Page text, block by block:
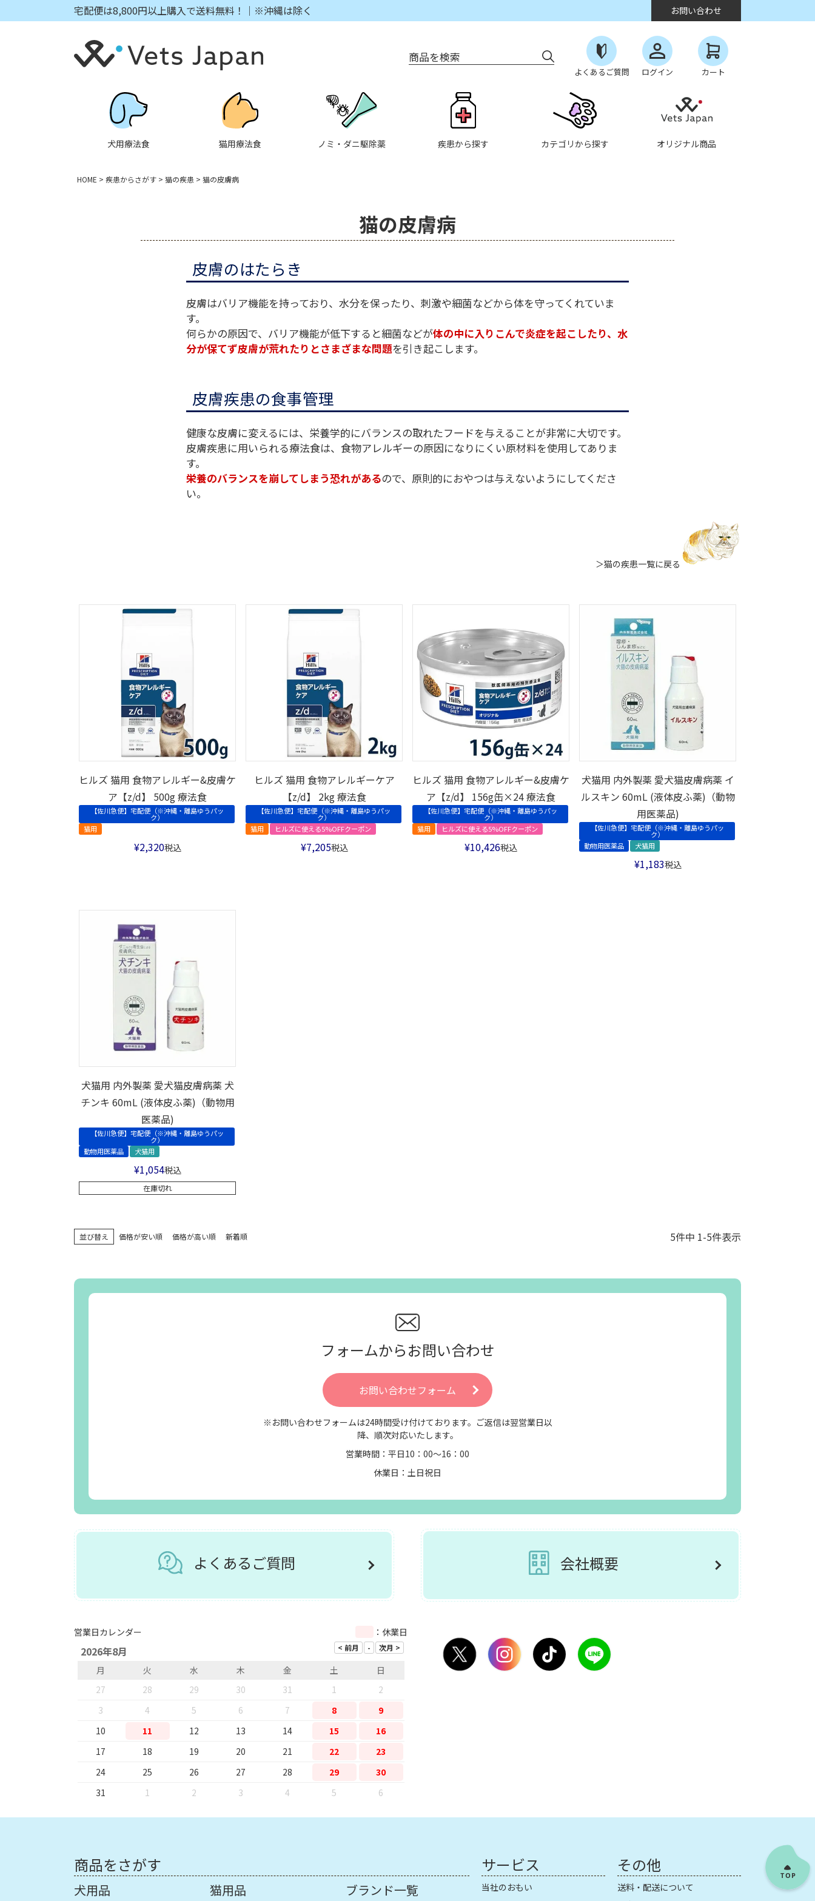
宅配便は8,800円以上購入で送料無料！｜※沖縄は除く お問い合わせ
商品を検索
よくあるご質問 ログイン カート
犬用療法食 猫用療法食 ノミ・ダニ駆除薬 疾患から探す カテゴリから探す オリジナル商品
HOME 疾患からさがす 猫の疾患 猫の皮膚病
猫の皮膚病
皮膚のはたらき
皮膚はバリア機能を持っており、水分を保ったり、刺激や細菌などから体を守ってくれていま
す。
何らかの原因で、バリア機能が低下すると細菌などが体の中に入りこんで炎症を起こしたり、水
分が保てず皮膚が荒れたりとさまざまな問題を引き起こします。
皮膚疾患の食事管理
健康な皮膚に変えるには、栄養学的にバランスの取れたフードを与えることが非常に大切です。
皮膚疾患に用いられる療法食は、食物アレルギーの原因になりにくい原材料を使用してありま
す。
栄養のバランスを崩してしまう恐れがあるので、原則的におやつは与えないようにしてくださ
い。
＞猫の疾患一覧に戻る
ヒルズ 猫用 食物アレルギー&皮膚ケ
ア【z/d】 500g 療法食
【佐川急便】宅配便（※沖縄・離島ゆうパッ
ク）
猫用
¥2,320税込
ヒルズ 猫用 食物アレルギーケア
【z/d】 2kg 療法食
【佐川急便】宅配便（※沖縄・離島ゆうパッ
ク）
猫用
ヒルズに使える5%OFFクーポン
¥7,205税込
ヒルズ 猫用 食物アレルギー&皮膚ケ
ア【z/d】 156g缶×24 療法食
【佐川急便】宅配便（※沖縄・離島ゆうパッ
ク）
猫用
ヒルズに使える5%OFFクーポン
¥10,426税込
犬猫用 内外製薬 愛犬猫皮膚病薬 イ
ルスキン 60mL (液体皮ふ薬)（動物
用医薬品)
【佐川急便】宅配便（※沖縄・離島ゆうパッ
ク）
動物用医薬品
犬猫用
¥1,183税込
犬猫用 内外製薬 愛犬猫皮膚病薬 犬
チンキ 60mL (液体皮ふ薬)（動物用
医薬品)
【佐川急便】宅配便（※沖縄・離島ゆうパッ
ク）
動物用医薬品
犬猫用
¥1,054税込
在庫切れ
並び替え 価格が安い順 価格が高い順 新着順 5件中 1-5件表示
フォームからお問い合わせ
お問い合わせフォーム
※お問い合わせフォームは24時間受け付けております。ご返信は翌営業日以
降、順次対応いたします。
営業時間：平日10：00～16：00
休業日：土日祝日
よくあるご質問 会社概要
営業日カレンダー ：休業日
2026年8月
月 火 水 木 金 土
日
27
28 29 30 31 1
2
3
4 5 6 7 8
9
10
11 12 13 14 15
16
17
18 19 20 21 22
23
24
25 26 27 28 29
30
31
1 2 3 4 5 6
商品をさがす
犬用品 猫用品 ブランド一覧
サービス
当社のおもい
その他
送料・配送について